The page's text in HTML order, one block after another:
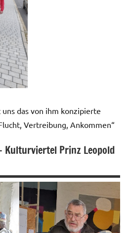
das von ihm konzipierte
Vertreibung, Ankommen“
Kulturviertel Prinz Leopold